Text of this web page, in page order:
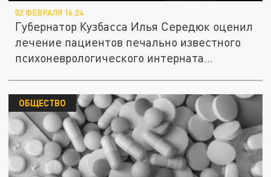
02 ФЕВРАЛЯ 16:24
Губернатор Кузбасса Илья Середюк оценил
лечение пациентов печально известного
психоневрологического интерната...
ОБЩЕСТВО